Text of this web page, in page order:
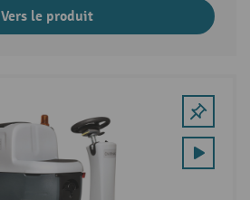
Vers le produit